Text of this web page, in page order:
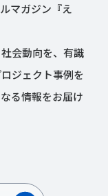
マガジン『え
会動向を、有識
ジェクト事例を
る情報をお届け